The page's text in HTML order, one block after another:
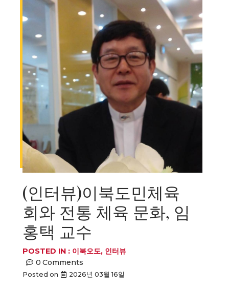
(인터뷰)이북도민체육
회와 전통 체육 문화, 임
홍택 교수
POSTED IN : 이북오도, 인터뷰
0 Comments
Posted on 2026년 03월 16일